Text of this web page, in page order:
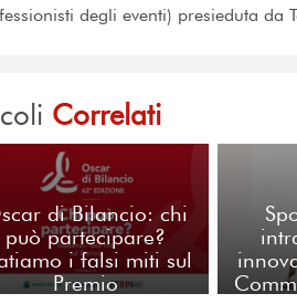
degli eventi) presieduta da
Correlati
di Bilancio: chi
può partecipare?
i falsi miti sul
Premio